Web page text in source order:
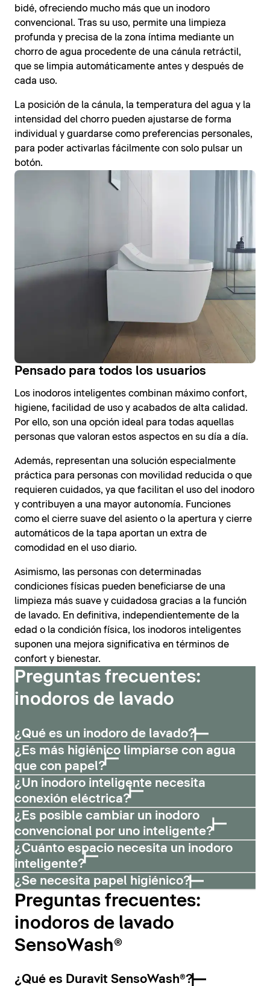
bidé, ofreciendo mucho más que un inodoro
convencional. Tras su uso, permite una limpieza
profunda y precisa de la zona íntima mediante un
chorro de agua procedente de una cánula retráctil,
que se limpia automáticamente antes y después de
cada uso.
La posición de la cánula, la temperatura del agua y la
intensidad del chorro pueden ajustarse de forma
individual y guardarse como preferencias personales,
para poder activarlas fácilmente con solo pulsar un
botón.
Pensado para todos los usuarios
Los inodoros inteligentes combinan máximo confort,
higiene, facilidad de uso y acabados de alta calidad.
Por ello, son una opción ideal para todas aquellas
personas que valoran estos aspectos en su día a día.
Además, representan una solución especialmente
práctica para personas con movilidad reducida o que
requieren cuidados, ya que facilitan el uso del inodoro
y contribuyen a una mayor autonomía. Funciones
como el cierre suave del asiento o la apertura y cierre
automáticos de la tapa aportan un extra de
comodidad en el uso diario.
Asimismo, las personas con determinadas
condiciones físicas pueden beneficiarse de una
limpieza más suave y cuidadosa gracias a la función
de lavado. En definitiva, independientemente de la
edad o la condición física, los inodoros inteligentes
suponen una mejora significativa en términos de
confort y bienestar.
Preguntas frecuentes:
inodoros de lavado
¿Qué es un inodoro de lavado?
¿Es más higiénico limpiarse con agua
que con papel?
¿Un inodoro inteligente necesita
conexión eléctrica?
¿Es posible cambiar un inodoro
convencional por uno inteligente?
¿Cuánto espacio necesita un inodoro
inteligente?
¿Se necesita papel higiénico?
Preguntas frecuentes:
inodoros de lavado
SensoWash®
¿Qué es Duravit SensoWash®?